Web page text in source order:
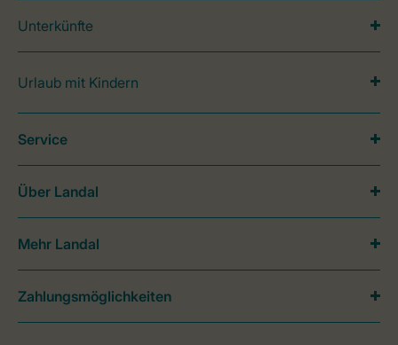
Unterkünfte
Urlaub mit Kindern
Service
Über Landal
Mehr Landal
Zahlungsmöglichkeiten